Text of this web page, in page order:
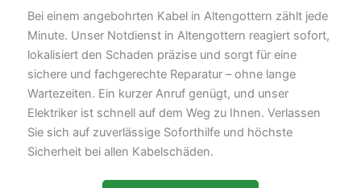
Bei einem angebohrten Kabel in Altengottern zählt jede
Minute. Unser Notdienst in Altengottern reagiert sofort,
lokalisiert den Schaden präzise und sorgt für eine
sichere und fachgerechte Reparatur – ohne lange
Wartezeiten. Ein kurzer Anruf genügt, und unser
Elektriker ist schnell auf dem Weg zu Ihnen. Verlassen
Sie sich auf zuverlässige Soforthilfe und höchste
Sicherheit bei allen Kabelschäden.